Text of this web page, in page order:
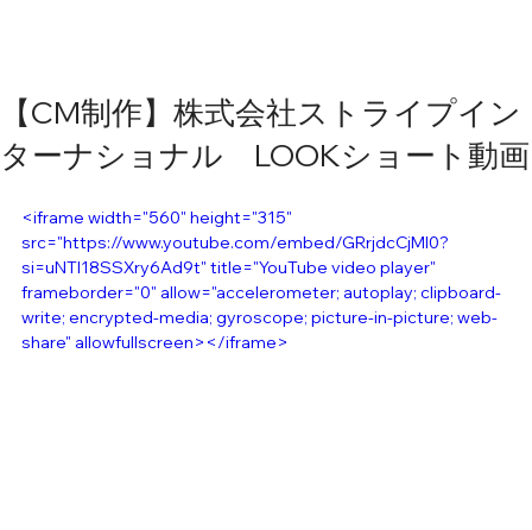
【CM制作】株式会社ストライプイン
ターナショナル LOOKショート動画
<iframe width="560" height="315"
src="https://www.youtube.com/embed/GRrjdcCjMl0?
si=uNTI18SSXry6Ad9t" title="YouTube video player"
frameborder="0" allow="accelerometer; autoplay; clipboard-
write; encrypted-media; gyroscope; picture-in-picture; web-
share" allowfullscreen></iframe>